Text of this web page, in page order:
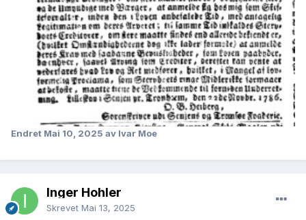
Endret Mai 10, 2025 av Ivar Moe
Inger Hohler
Skrevet Mai 13, 2025